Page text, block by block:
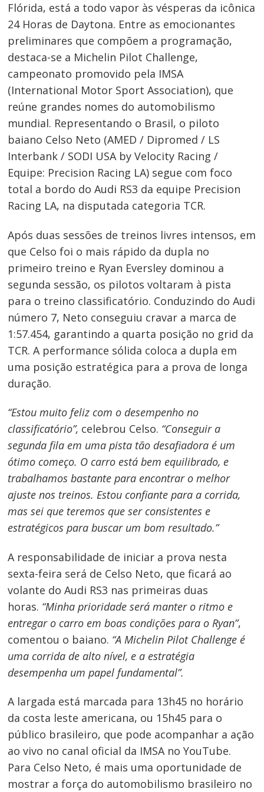
Flórida, está a todo vapor às vésperas da icônica
24 Horas de Daytona. Entre as emocionantes
preliminares que compõem a programação,
destaca-se a Michelin Pilot Challenge,
campeonato promovido pela IMSA
(International Motor Sport Association), que
reúne grandes nomes do automobilismo
mundial. Representando o Brasil, o piloto
baiano Celso Neto (AMED / Dipromed / LS
Interbank / SODI USA by Velocity Racing /
Equipe: Precision Racing LA) segue com foco
total a bordo do Audi RS3 da equipe Precision
Racing LA, na disputada categoria TCR.
Após duas sessões de treinos livres intensos, em
que Celso foi o mais rápido da dupla no
primeiro treino e Ryan Eversley dominou a
segunda sessão, os pilotos voltaram à pista
para o treino classificatório. Conduzindo do Audi
número 7, Neto conseguiu cravar a marca de
1:57.454, garantindo a quarta posição no grid da
TCR. A performance sólida coloca a dupla em
uma posição estratégica para a prova de longa
duração.
“Estou muito feliz com o desempenho no
classificatório”, celebrou Celso. “Conseguir a
segunda fila em uma pista tão desafiadora é um
ótimo começo. O carro está bem equilibrado, e
trabalhamos bastante para encontrar o melhor
ajuste nos treinos. Estou confiante para a corrida,
mas sei que teremos que ser consistentes e
estratégicos para buscar um bom resultado.”
A responsabilidade de iniciar a prova nesta
sexta-feira será de Celso Neto, que ficará ao
volante do Audi RS3 nas primeiras duas
horas. “Minha prioridade será manter o ritmo e
entregar o carro em boas condições para o Ryan”,
comentou o baiano. “A Michelin Pilot Challenge é
uma corrida de alto nível, e a estratégia
desempenha um papel fundamental”.
A largada está marcada para 13h45 no horário
da costa leste americana, ou 15h45 para o
público brasileiro, que pode acompanhar a ação
ao vivo no canal oficial da IMSA no YouTube.
Para Celso Neto, é mais uma oportunidade de
mostrar a força do automobilismo brasileiro no
Navegação
de
Post